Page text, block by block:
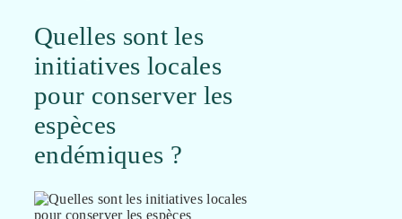
Quelles sont les
initiatives locales
pour conserver les
espèces
endémiques ?